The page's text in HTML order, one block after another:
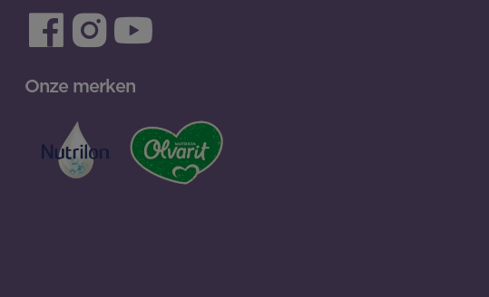
Onze merken